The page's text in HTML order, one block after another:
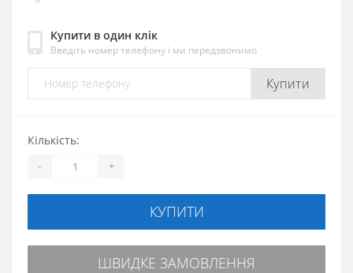
Купити в один клік
Введіть номер телефону і ми передзвонимо
Купити
Кількість:
- +
КУПИТИ
ШВИДКЕ ЗАМОВЛЕННЯ